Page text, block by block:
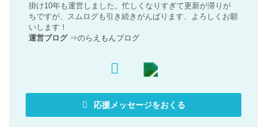
掛け10年も運営しました。忙しくなりすぎて更新が滞りが
ちですが、スムログも引き続きがんばります、よろしくお願
いします！
運営ブログ⇒のらえもんブログ
応援メッセージをおくる